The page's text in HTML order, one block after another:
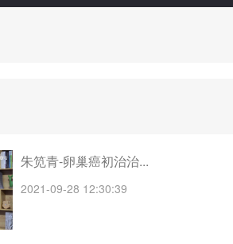
朱笕青-卵巢癌初治治...
2021-09-28 12:30:39